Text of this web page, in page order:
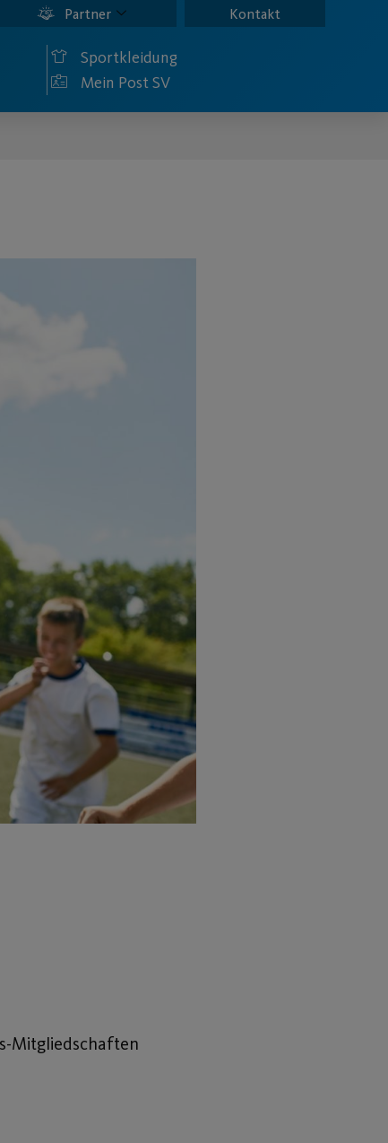
Partner Kontakt
Sportkleidung
Mein Post SV
Mitgliedschaften